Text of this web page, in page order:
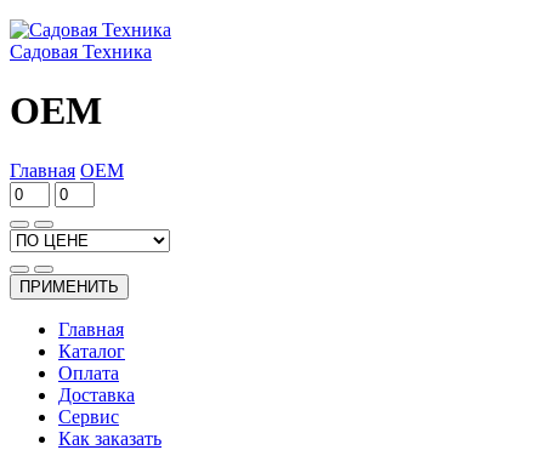
Садовая Техника
OEM
Главная OEM
ПРИМЕНИТЬ
Главная
Каталог
Оплата
Доставка
Сервис
Как заказать